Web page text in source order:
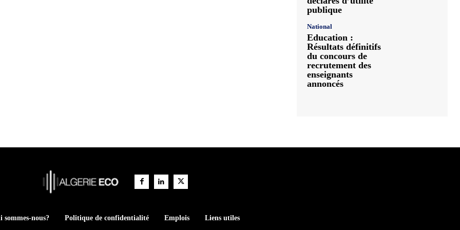
publique
National
Education :
Résultats définitifs
du concours de
recrutement des
enseignants
annoncés
sommes-nous? Politique de confidentialité Emplois Liens utiles